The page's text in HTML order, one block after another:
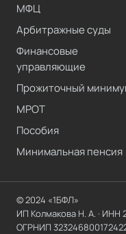
МФЦ
Арбитражные суды
Финансовые
управляющие
Прожиточный
МРОТ
Пособия
Минимальная пенсия
© 2024 «1БФЛ»
ИП Колмакова Н. А. · ИНН
ОГРНИП